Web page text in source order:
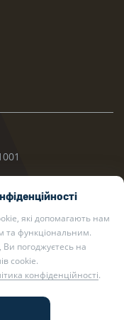
які допомагають нам
та функціональним.
погоджуєтесь на
cookie.
конфіденційності.